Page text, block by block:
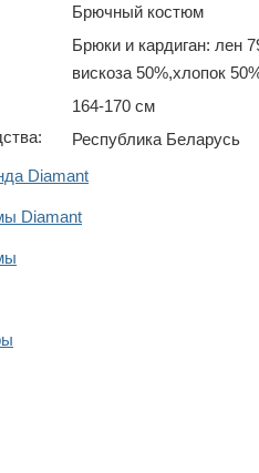
Брючный костюм
Брюки и кардиган: лен
вискоза 50%,хлопок
164-170 см
Республика Беларусь
Diamant
Diamant